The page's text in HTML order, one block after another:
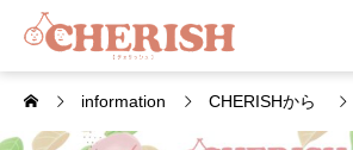
information CHERISHから